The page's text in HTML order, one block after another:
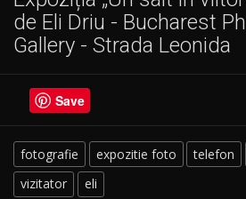
de Eli Driu - Bucharest
Gallery - Strada Leonida
Save
fotografie expozitie foto telefon
vizitator
eli